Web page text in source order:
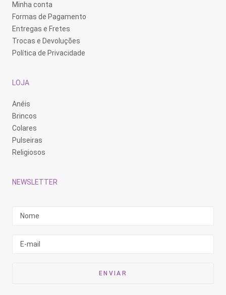
Minha conta
Formas de Pagamento
Entregas e Fretes
Trocas e Devoluções
Política de Privacidade
LOJA
Anéis
Brincos
Colares
Pulseiras
Religiosos
NEWSLETTER